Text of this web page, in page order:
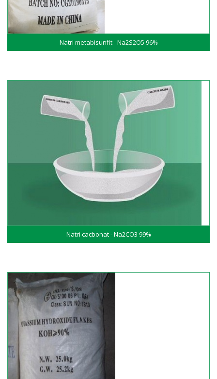
Natri metabisunfit - Na2S2O5 96%
Natri cacbonat - Na2CO3 99%